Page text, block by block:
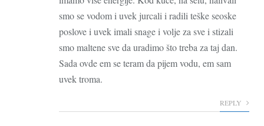
smo se vodom i uvek jurcali i radili teške seoske
poslove i uvek imali snage i volje za sve i stizali
smo maltene sve da uradimo što treba za taj dan.
Sada ovde em se teram da pijem vodu, em sam
uvek troma.
REPLY